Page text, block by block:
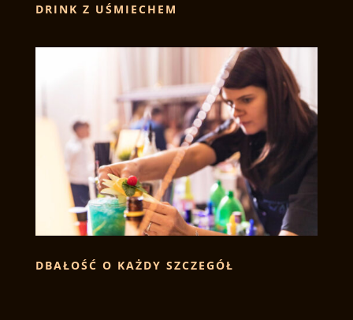
DRINK Z UŚMIECHEM
DBAŁOŚĆ O KAŻDY SZCZEGÓŁ